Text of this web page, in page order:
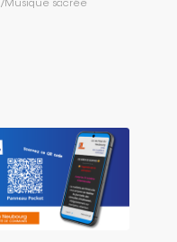
/Musique sacrée